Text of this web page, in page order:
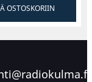
OSTOSKORIIN